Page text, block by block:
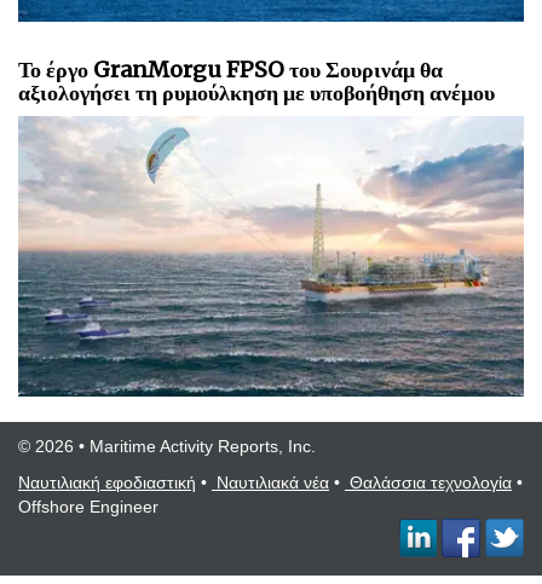
Το έργο GranMorgu FPSO του Σουρινάμ θα
αξιολογήσει τη ρυμούλκηση με υποβοήθηση ανέμου
© 2026 • Maritime Activity Reports, Inc.
Ναυτιλιακή εφοδιαστική • Ναυτιλιακά νέα • Θαλάσσια τεχνολογία •
Offshore Engineer